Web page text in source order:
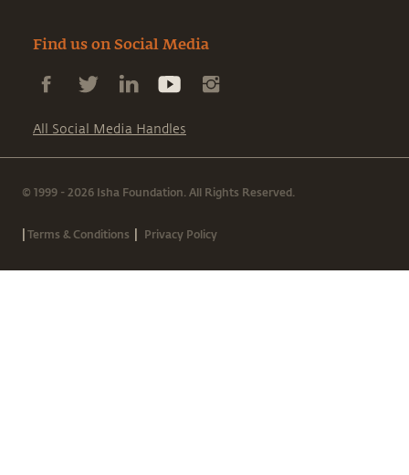
Find us on Social Media
All Social Media Handles
© 1999 - 2026 Isha Foundation. All Rights Reserved.
|Terms & Conditions | Privacy Policy